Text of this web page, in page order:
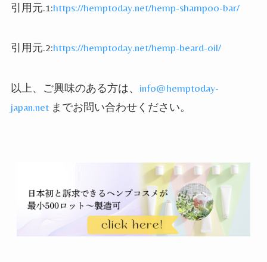
引用元.1:https://hemptoday.net/hemp-shampoo-bar/
引用元.2:https://hemptoday.net/hemp-beard-oil/
以上、ご興味のある方は、 info@hemptoday-
japan.net までお問い合わせください。